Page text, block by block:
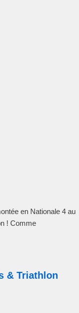
en Nationale 4 au
! Comme
& Triathlon